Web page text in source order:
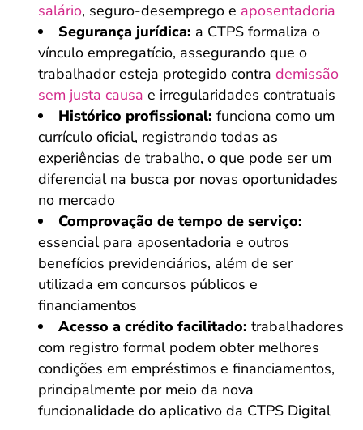
salário, seguro-desemprego e aposentadoria
Segurança jurídica: a CTPS formaliza o
vínculo empregatício, assegurando que o
trabalhador esteja protegido contra demissão
sem justa causa e irregularidades contratuais
Histórico profissional: funciona como um
currículo oficial, registrando todas as
experiências de trabalho, o que pode ser um
diferencial na busca por novas oportunidades
no mercado
Comprovação de tempo de serviço:
essencial para aposentadoria e outros
benefícios previdenciários, além de ser
utilizada em concursos públicos e
financiamentos
Acesso a crédito facilitado: trabalhadores
com registro formal podem obter melhores
condições em empréstimos e financiamentos,
principalmente por meio da nova
funcionalidade do aplicativo da CTPS Digital